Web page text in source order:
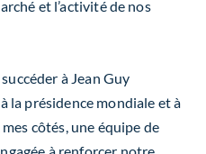
et l’activité de nos
à Jean Guy
la présidence mondiale et à
côtés, une équipe de